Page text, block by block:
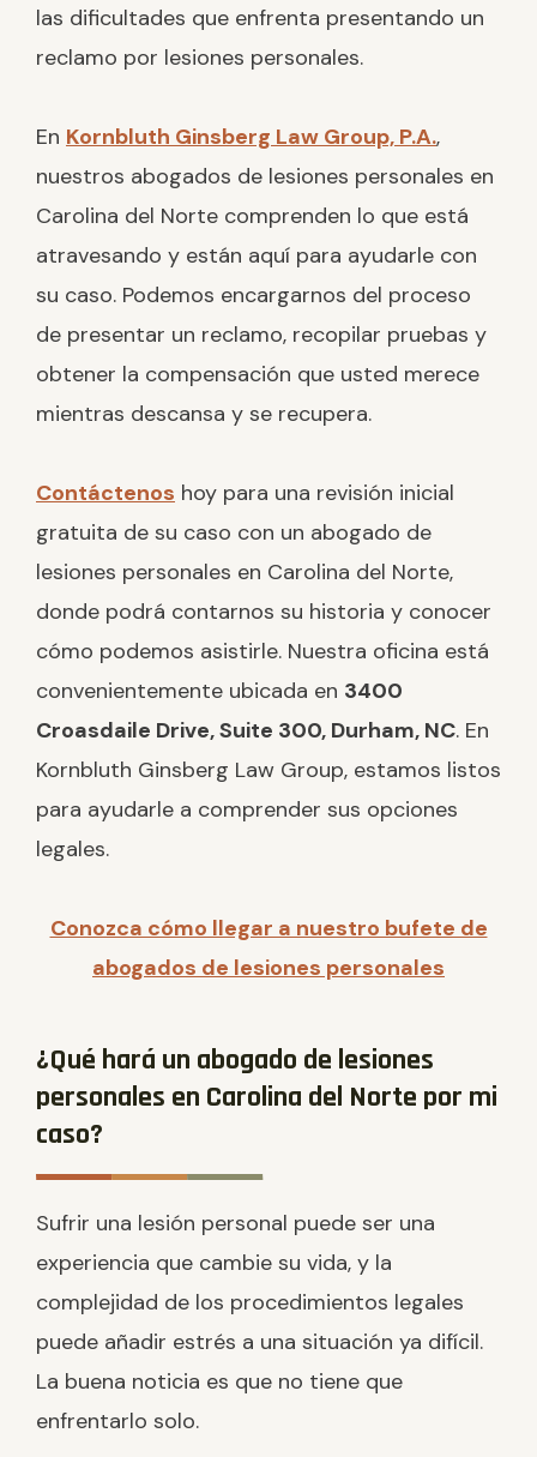
las dificultades que enfrenta presentando un
reclamo por lesiones personales.
En Kornbluth Ginsberg Law Group, P.A.,
nuestros abogados de lesiones personales en
Carolina del Norte comprenden lo que está
atravesando y están aquí para ayudarle con
su caso. Podemos encargarnos del proceso
de presentar un reclamo, recopilar pruebas y
obtener la compensación que usted merece
mientras descansa y se recupera.
Contáctenos hoy para una revisión inicial
gratuita de su caso con un abogado de
lesiones personales en Carolina del Norte,
donde podrá contarnos su historia y conocer
cómo podemos asistirle. Nuestra oficina está
convenientemente ubicada en 3400
Croasdaile Drive, Suite 300, Durham, NC. En
Kornbluth Ginsberg Law Group, estamos listos
para ayudarle a comprender sus opciones
legales.
Conozca cómo llegar a nuestro bufete de
abogados de lesiones personales
¿Qué hará un abogado de lesiones
personales en Carolina del Norte por mi
caso?
Sufrir una lesión personal puede ser una
experiencia que cambie su vida, y la
complejidad de los procedimientos legales
puede añadir estrés a una situación ya difícil.
La buena noticia es que no tiene que
enfrentarlo solo.